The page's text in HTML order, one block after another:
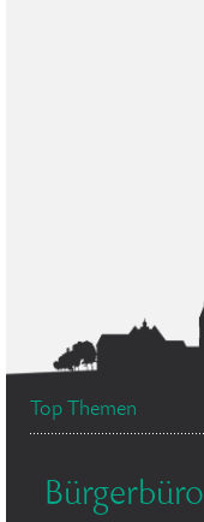
Top Themen
Bürgerbüro